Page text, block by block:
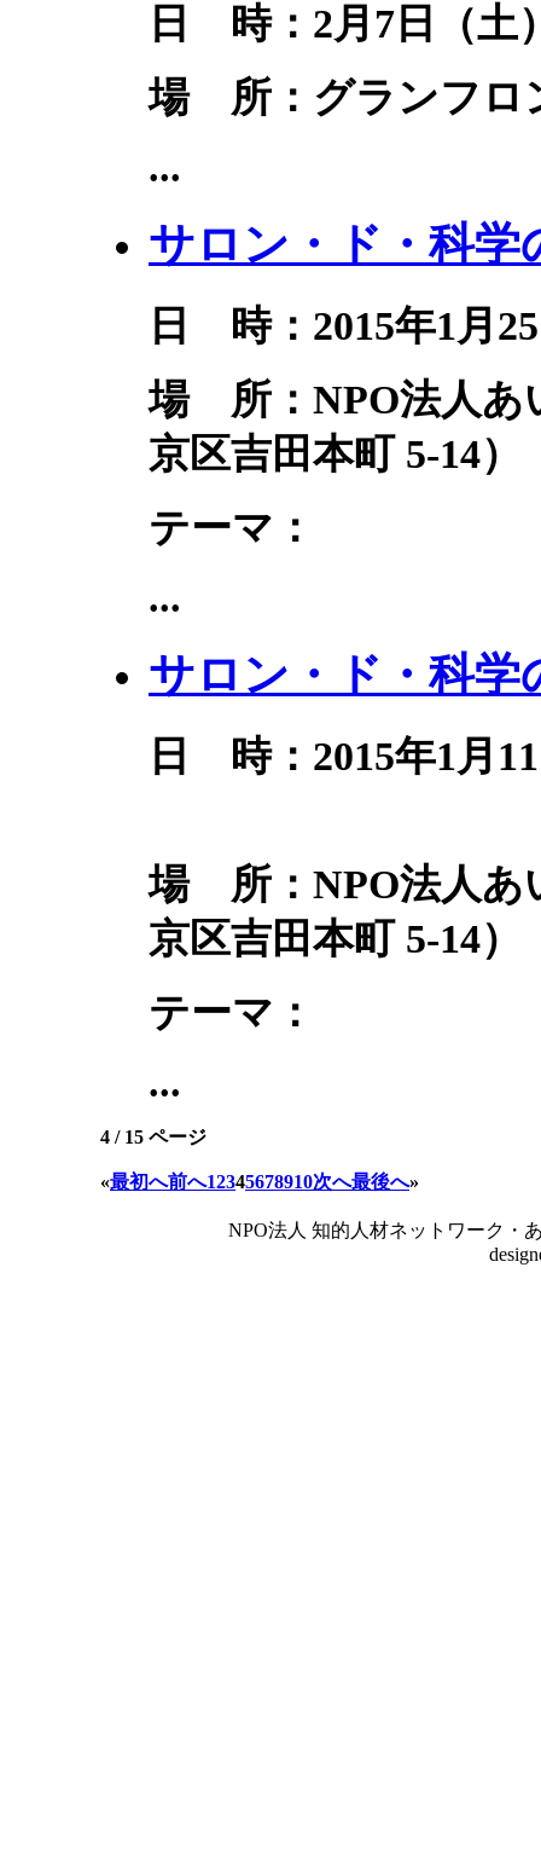
日 時：2月7日（土
場 所：グランフロ
...
サロン・ド・科学
日 時：2015年1月
場 所：NPO法人あ
京区吉田本町 5-14）
テーマ：
...
サロン・ド・科学
日 時：2015年1月
場 所：NPO法人あ
京区吉田本町 5-14）
テーマ：
...
4 / 15 ページ
«最初へ前へ12345678910次へ最後へ»
NPO法人 知的人材ネットワーク・